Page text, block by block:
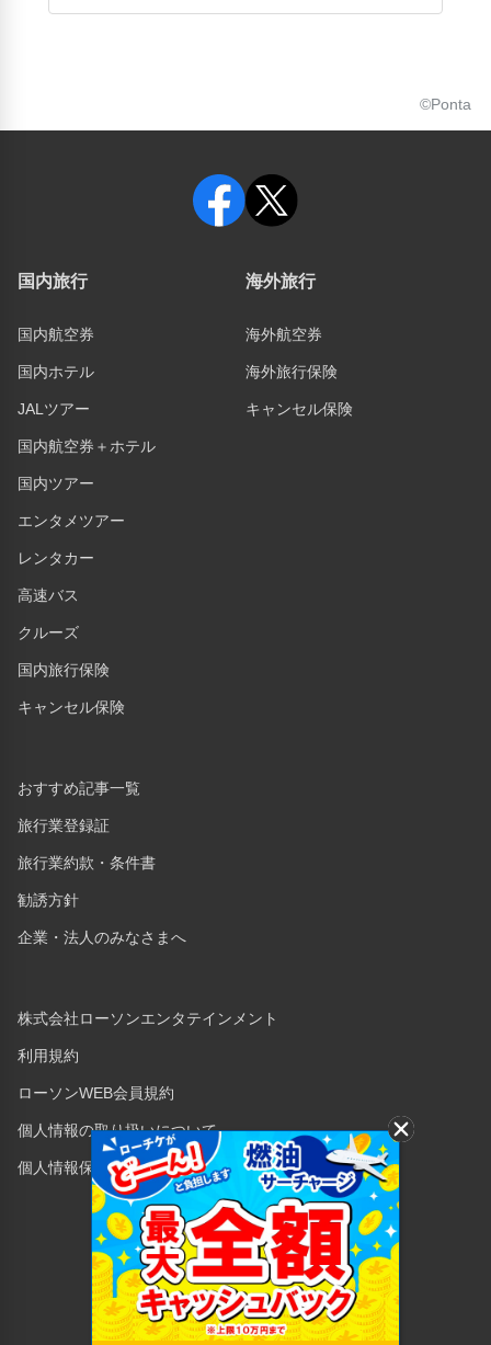
©Ponta
国内旅行
国内航空券
国内ホテル
JALツアー
国内航空券＋ホテル
国内ツアー
エンタメツアー
レンタカー
高速バス
クルーズ
国内旅行保険
キャンセル保険
海外旅行
海外航空券
海外旅行保険
キャンセル保険
おすすめ記事一覧
旅行業登録証
旅行業約款・条件書
勧誘方針
企業・法人のみなさまへ
株式会社ローソンエンタテインメント
利用規約
ローソンWEB会員規約
個人情報の取り扱いについて
個人情報保護方針
Copyright © 1998 Lawson Entertainment, Inc.